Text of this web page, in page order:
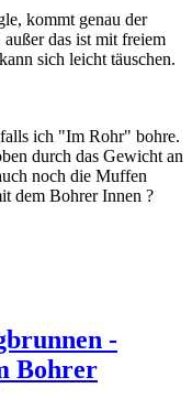
kommt genau der
das ist mit freiem
sich leicht täuschen.
ich "Im Rohr" bohre.
durch das Gewicht an
noch die Muffen
dem Bohrer Innen ?
-
Bohrer